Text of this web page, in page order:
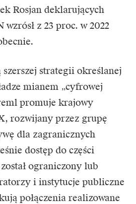
Rosjan deklarujących
z 23 proc. w 2022
szerszej strategii określanej
mianem „cyfrowej
promuje krajowy
rozwijany przez grupę
dla zagranicznych
dostęp do części
ograniczony lub
i instytucje publiczne
połączenia realizowane